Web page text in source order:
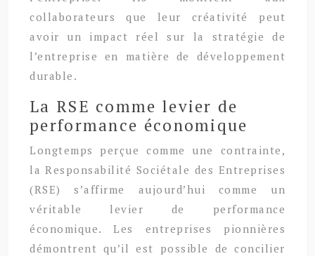
collaborateurs que leur créativité peut
avoir un impact réel sur la stratégie de
l’entreprise en matière de développement
durable.
La RSE comme levier de
performance économique
Longtemps perçue comme une contrainte,
la Responsabilité Sociétale des Entreprises
(RSE) s’affirme aujourd’hui comme un
véritable levier de performance
économique. Les entreprises pionnières
démontrent qu’il est possible de concilier